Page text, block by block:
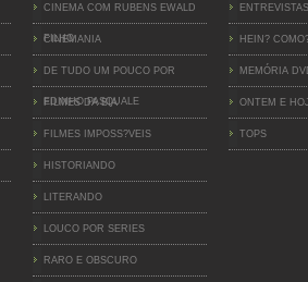
CINEMA COM RUBENS EWALD
FILHO
CINEMANIA
DE TUDO UM POUCO POR
EDINHO PASQUALE
FILMES DA BIA
FILMES IMPOSS?VEIS
HISTORIANDO
LITERANDO
LOUCO POR SERIES
RARO E OBSCURO
ENTREVISTAS
HEIN?
MEMÓRIA
ONTEM E
TOPS